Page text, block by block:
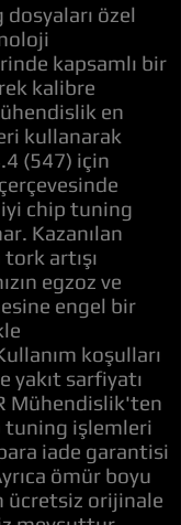
özel
kapsamlı bir
kalibre
en
kullanarak
(547) için
chip tuning
Kazanılan
artışı
egzoz ve
engel bir
koşulları
yakıt sarfiyatı
Mühendislik'ten
tuning işlemleri
iade garantisi
ömür boyu
ücretsiz orijinale